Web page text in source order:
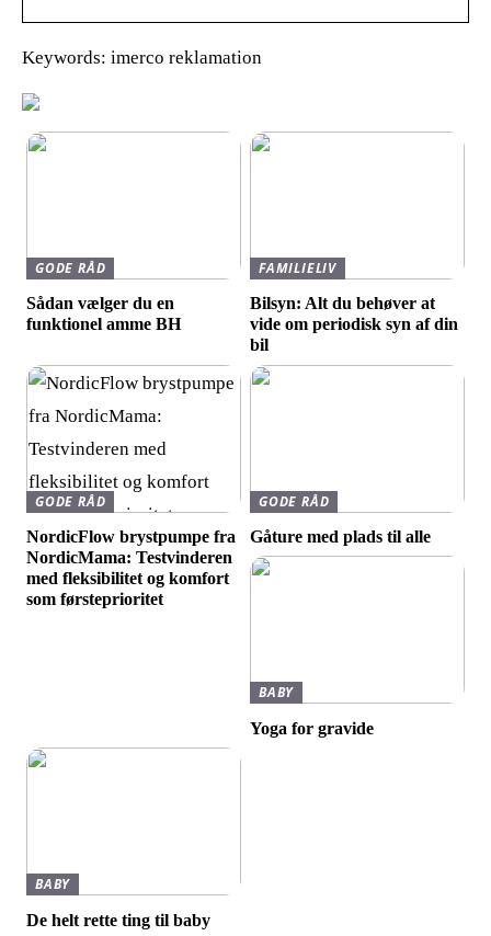
Keywords: imerco reklamation
GODE RÅD
Sådan vælger du en
funktionel amme BH
FAMILIELIV
Bilsyn: Alt du behøver at
vide om periodisk syn af din
bil
GODE RÅD
NordicFlow brystpumpe fra
NordicMama: Testvinderen
med fleksibilitet og komfort
som førsteprioritet
GODE RÅD
Gåture med plads til alle
BABY
Yoga for gravide
BABY
De helt rette ting til baby